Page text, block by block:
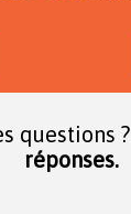
questions ?
réponses.